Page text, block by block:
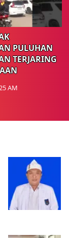
PULUHAN
TERJARING
AM